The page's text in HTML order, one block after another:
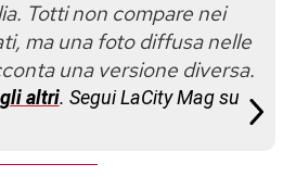
Totti non compare nei
ma una foto diffusa nelle
una versione diversa.
altri. Segui LaCity Mag su